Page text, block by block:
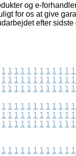
og e-
for os at give
efter
1 1 1 1 1 1 1 1 1 1 1 1
1 1 1 1 1 1 1 1 1 1 1 1
1 1 1 1 1 1 1 1 1 1 1 1
1 1 1 1 1 1 1 1 1 1 1 1
1 1 1 1 1 1 1 1 1 1 1 1
1 1 1 1 1 1 1 1 1 1 1 1
1 1 1 1 1 1 1 1 1 1 1 1